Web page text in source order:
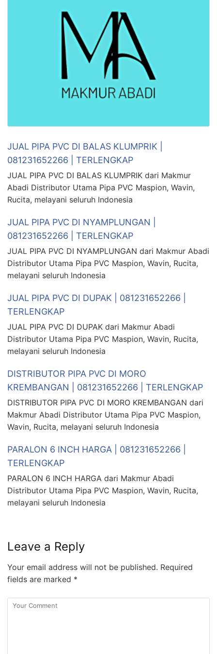
JUAL PIPA PVC DI BALAS KLUMPRIK |
081231652266 | TERLENGKAP
JUAL PIPA PVC DI BALAS KLUMPRIK dari Makmur
Abadi Distributor Utama Pipa PVC Maspion, Wavin,
Rucita, melayani seluruh Indonesia
JUAL PIPA PVC DI NYAMPLUNGAN |
081231652266 | TERLENGKAP
JUAL PIPA PVC DI NYAMPLUNGAN dari Makmur Abadi
Distributor Utama Pipa PVC Maspion, Wavin, Rucita,
melayani seluruh Indonesia
JUAL PIPA PVC DI DUPAK | 081231652266 |
TERLENGKAP
JUAL PIPA PVC DI DUPAK dari Makmur Abadi
Distributor Utama Pipa PVC Maspion, Wavin, Rucita,
melayani seluruh Indonesia
DISTRIBUTOR PIPA PVC DI MORO
KREMBANGAN | 081231652266 | TERLENGKAP
DISTRIBUTOR PIPA PVC DI MORO KREMBANGAN dari
Makmur Abadi Distributor Utama Pipa PVC Maspion,
Wavin, Rucita, melayani seluruh Indonesia
PARALON 6 INCH HARGA | 081231652266 |
TERLENGKAP
PARALON 6 INCH HARGA dari Makmur Abadi
Distributor Utama Pipa PVC Maspion, Wavin, Rucita,
melayani seluruh Indonesia
Leave a Reply
Your email address will not be published. Required
fields are marked *